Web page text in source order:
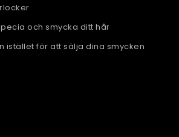
och smycka ditt hår
istället för att sälja dina smycken